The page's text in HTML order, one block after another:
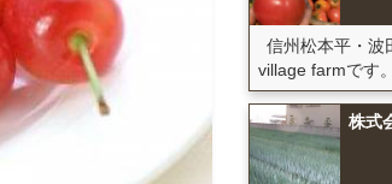
信州松本平・波
village farmです
株式